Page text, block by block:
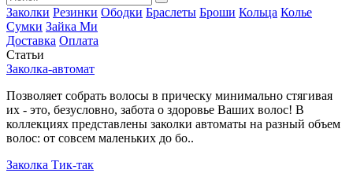
Заколки Резинки Ободки Браслеты Броши Кольца Колье
Сумки Зайка Ми
Доставка Оплата
Статьи
Заколка-автомат
Позволяет собрать волосы в прическу минимально стягивая
их - это, безусловно, забота о здоровье Ваших волос! В
коллекциях представлены заколки автоматы на разный объем
волос: от совсем маленьких до бо..
Заколка Тик-так